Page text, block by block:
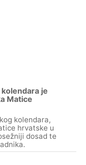
je
Matice
kolendara,
hrvatske u
dosad te